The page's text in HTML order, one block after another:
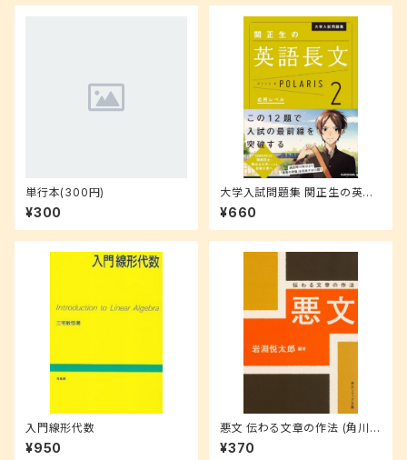
単行本(300円)
¥300
大学入試問題集 関正生の英語
長文ポラリス 2 (応用レベル)
¥660
入門線形代数
¥950
悪文 伝わる文章の作法 (角川ソ
フィア文庫)
¥370